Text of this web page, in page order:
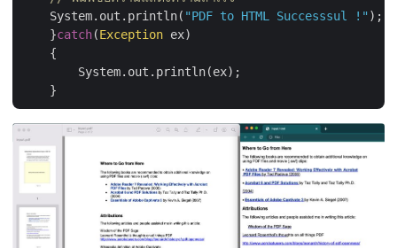
    System.out.println(
"PDF to HTML Successsul !" );
    }
catch(Exception ex)
    {